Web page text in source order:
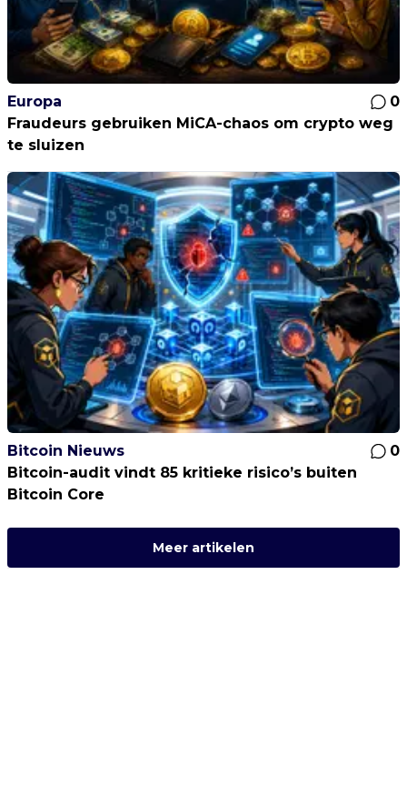
Europa
0
Fraudeurs gebruiken MiCA-chaos om crypto weg
te sluizen
Bitcoin Nieuws
0
Bitcoin-audit vindt 85 kritieke risico’s buiten
Bitcoin Core
Meer artikelen